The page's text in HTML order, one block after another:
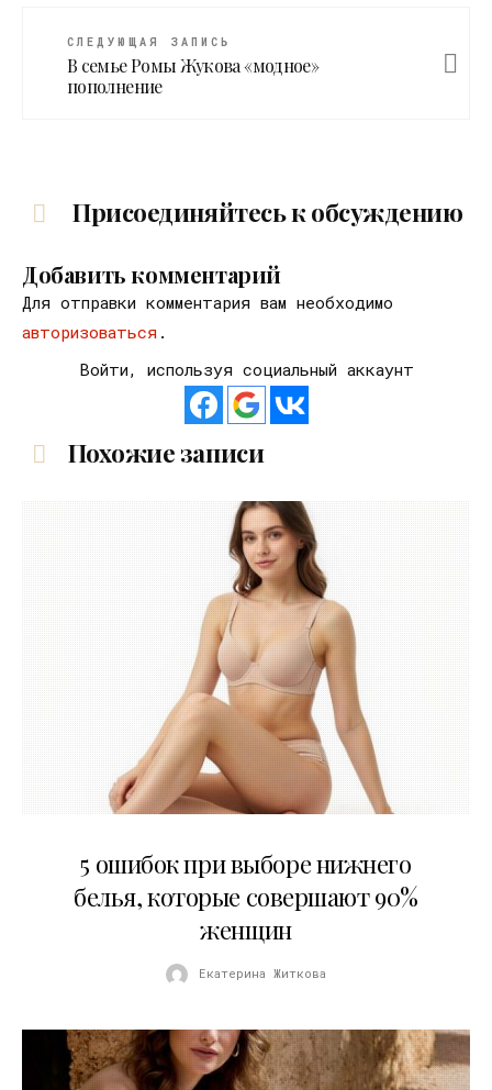
СЛЕДУЮЩАЯ ЗАПИСЬ
В семье Ромы Жукова «модное»
пополнение
Присоединяйтесь к обсуждению
Добавить комментарий
Для отправки комментария вам необходимо
авторизоваться .
Войти, используя социальный аккаунт
Похожие записи
5 ошибок при выборе нижнего
белья, которые совершают 90%
женщин
Екатерина Житкова